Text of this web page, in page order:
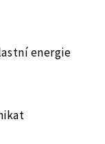
energie